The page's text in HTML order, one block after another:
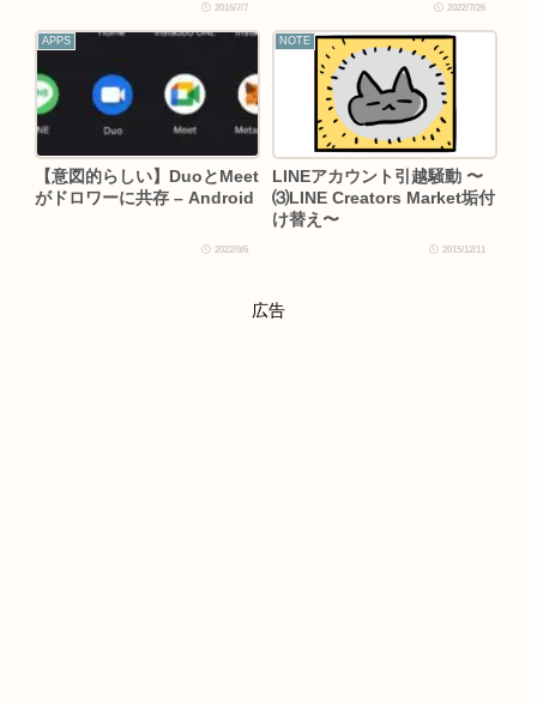
2016/7/7 2022/7/26
APPS
【意図的らしい】DuoとMeet
がドロワーに共存 – Android
2022/9/6
NOTE
LINEアカウント引越騒動 〜
⑶LINE Creators Market垢付
け替え〜
2015/12/11
広告